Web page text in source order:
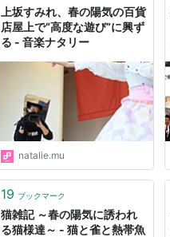
上坂すみれ、春の陽気の百貨
店屋上で“高度な遊び”に興ず
る - 音楽ナタリー
natalie.mu
19 ブックマーク
猫雑記 ～春の陽気に誘われ
る猫様達～ - 猫と雀と熱帯魚